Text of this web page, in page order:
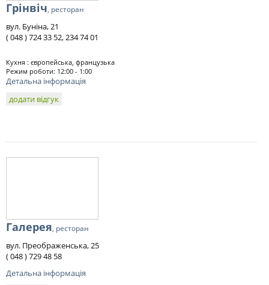
Грінвіч, ресторан
вул. Буніна, 21
( 048 ) 724 33 52, 234 74 01
Кухня : європейська, французька
Режим роботи: 12:00 - 1:00
Детальна інформація
додати відгук
Галерея, ресторан
вул. Преображенська, 25
( 048 ) 729 48 58
Детальна інформація